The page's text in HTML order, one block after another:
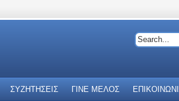
ΣΥΖΗΤΗΣΕΙΣ ΓΙΝΕ ΜΕΛΟΣ